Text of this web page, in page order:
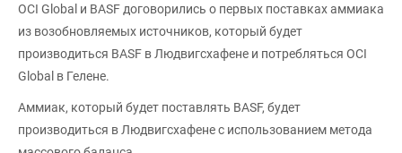
OCI Global и BASF договорились о первых поставках аммиака
из возобновляемых источников, который будет
производиться BASF в Людвигсхафене и потребляться OCI
Global в Гелене.
Аммиак, который будет поставлять BASF, будет
производиться в Людвигсхафене с использованием метода